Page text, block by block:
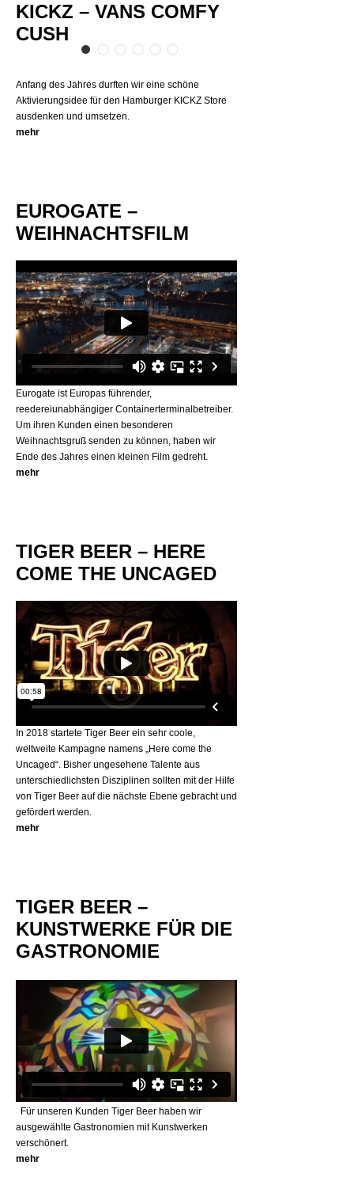
KICKZ – VANS COMFY
CUSH
Anfang des Jahres durften wir eine schöne
Aktivierungsidee für den Hamburger KICKZ Store
ausdenken und umsetzen.
mehr
EUROGATE –
WEIHNACHTSFILM
Eurogate ist Europas führender,
reedereiunabhängiger Containerterminalbetreiber.
Um ihren Kunden einen besonderen
Weihnachtsgruß senden zu können, haben wir
Ende des Jahres einen kleinen Film gedreht.
mehr
TIGER BEER – HERE
COME THE UNCAGED
In 2018 startete Tiger Beer ein sehr coole,
weltweite Kampagne namens „Here come the
Uncaged“. Bisher ungesehene Talente aus
unterschiedlichsten Disziplinen sollten mit der Hilfe
von Tiger Beer auf die nächste Ebene gebracht und
gefördert werden.
mehr
TIGER BEER –
KUNSTWERKE FÜR DIE
GASTRONOMIE
Für unseren Kunden Tiger Beer haben wir
ausgewählte Gastronomien mit Kunstwerken
verschönert.
mehr